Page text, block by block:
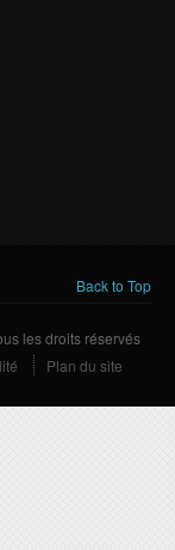
Back to Top
les droits réservés
Plan du site